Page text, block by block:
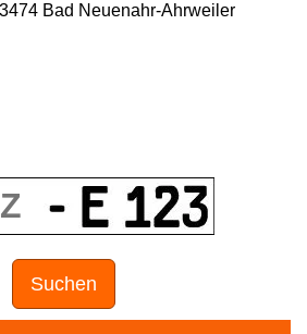
Bad Neuenahr-Ahrweiler
Suchen